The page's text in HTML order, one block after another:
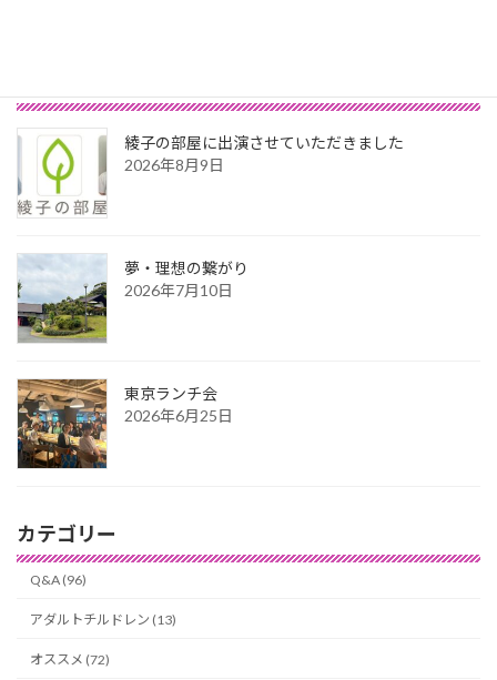
綾子の部屋に出演させていただきました
2026年8月9日
夢・理想の繋がり
2026年7月10日
東京ランチ会
2026年6月25日
カテゴリー
Q&A (96)
アダルトチルドレン (13)
オススメ (72)